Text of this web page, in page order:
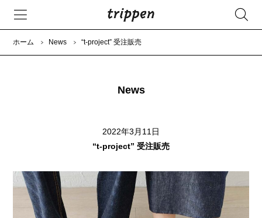
ホーム News “t-project” 受注販売
News
2022年3月11日
“t-project” 受注販売